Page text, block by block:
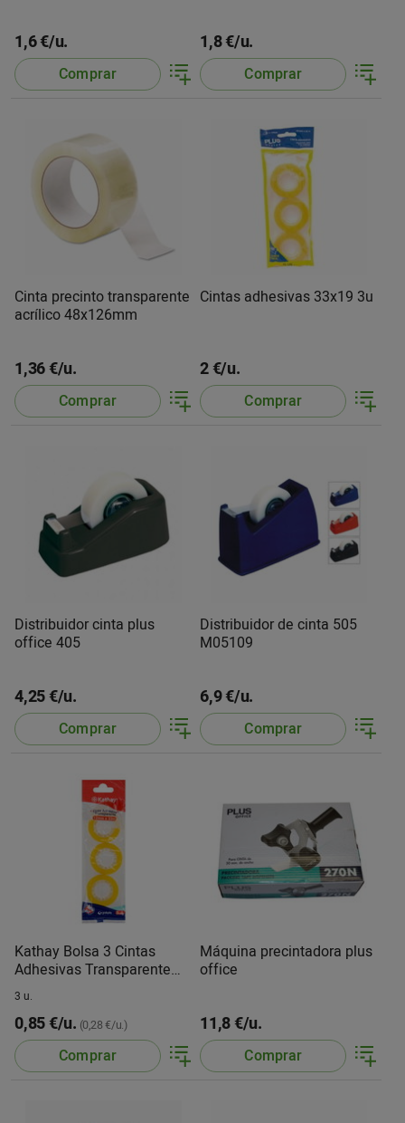
1,6 €/u.
Comprar
1,8 €/u.
Comprar
Cinta precinto transparente
acrílico 48x126mm
1,36 €/u.
Comprar
Cintas adhesivas 33x19 3u
2 €/u.
Comprar
Distribuidor cinta plus
office 405
4,25 €/u.
Comprar
Distribuidor de cinta 505
M05109
6,9 €/u.
Comprar
Kathay Bolsa 3 Cintas
Adhesivas Transparente
12MMX33M
3 u.
0,85 €/u. (0,28 €/u.)
Comprar
Máquina precintadora plus
office
11,8 €/u.
Comprar